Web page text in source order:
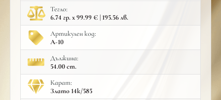
Тегло:
6.74 гр. x 99.99 € | 195.56 лв.
Артикулен код:
A-10
Дължина:
54.00 cm.
Карат:
Злато 14к/585